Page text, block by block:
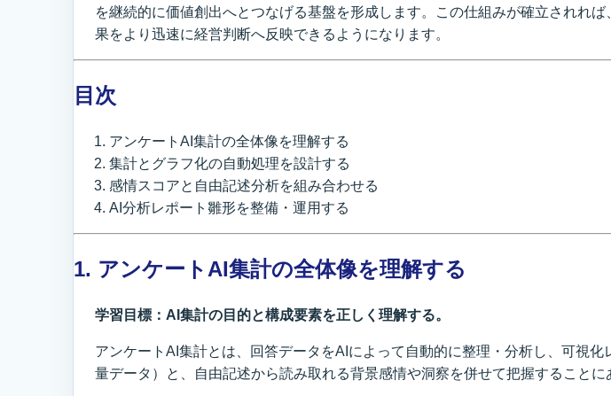
を継続的に価値創出へとつなげる基盤を形成します。この仕組みが確立されれ
果をより迅速に経営判断へ反映できるようになります。
目次
アンケートAI集計の全体像を理解する
集計とグラフ化の自動処理を設計する
感情スコアと自由記述分析を組み合わせる
AI分析レポート雛形を整備・運用する
1. アンケートAI集計の全体像を理解する
学習目標：AI集計の目的と構成要素を正しく理解する。
アンケートAI集計とは、回答データをAIによって自動的に整理・分析し、可視
量データ）と、自由記述から読み取れる背景感情や洞察を併せて把握することに